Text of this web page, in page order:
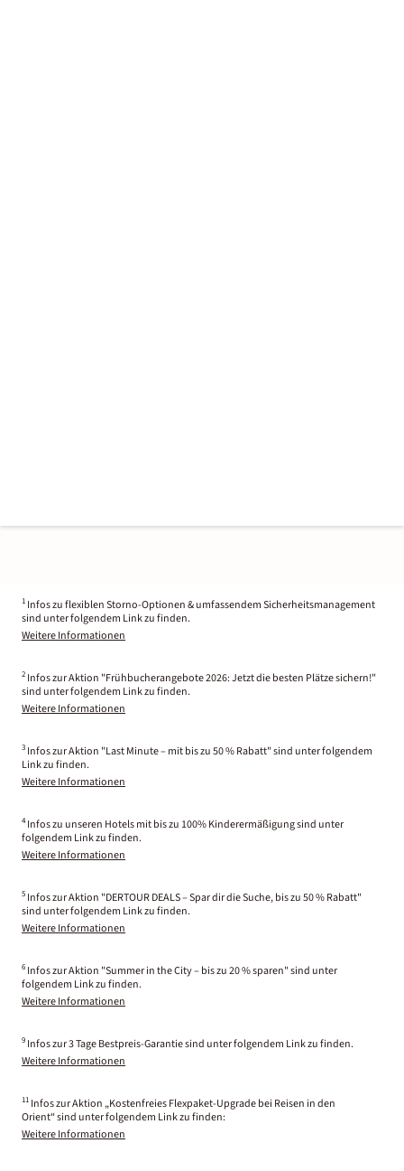
1 Infos zu flexiblen Storno-Optionen & umfassendem Sicherheitsmanagement
sind unter folgendem Link zu finden.
Weitere Informationen
2 Infos zur Aktion "Frühbucherangebote 2026: Jetzt die besten Plätze sichern!"
sind unter folgendem Link zu finden.
Weitere Informationen
3 Infos zur Aktion "Last Minute – mit bis zu 50 % Rabatt" sind unter folgendem
Link zu finden.
Weitere Informationen
4 Infos zu unseren Hotels mit bis zu 100% Kinderermäßigung sind unter
folgendem Link zu finden.
Weitere Informationen
5 Infos zur Aktion "DERTOUR DEALS – Spar dir die Suche, bis zu 50 % Rabatt"
sind unter folgendem Link zu finden.
Weitere Informationen
6 Infos zur Aktion "Summer in the City – bis zu 20 % sparen" sind unter
folgendem Link zu finden.
Weitere Informationen
9 Infos zur 3 Tage Bestpreis-Garantie sind unter folgendem Link zu finden.
Weitere Informationen
11 Infos zur Aktion „Kostenfreies Flexpaket-Upgrade bei Reisen in den
Orient“ sind unter folgendem Link zu finden:
Weitere Informationen